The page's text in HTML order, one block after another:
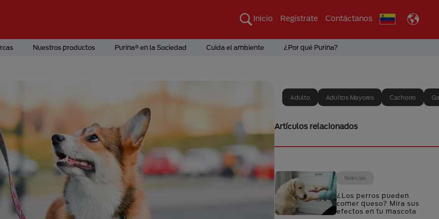
Inicio Regístrate Contáctanos
Nuestros productos Purina® en la Sociedad Cuida el ambiente ¿Por qué Purina?
Adulto Adultos Mayores Cachorro
Artículos relacionados
Nutrición
¿Los perros pueden
comer queso? Mira sus
efectos en tu mascota